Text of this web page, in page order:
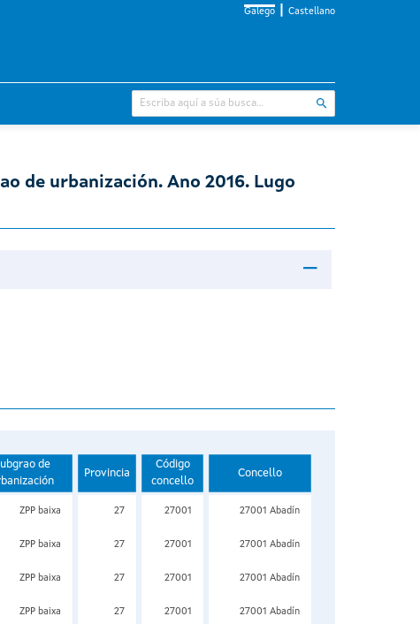
Galego Castellano
de urbanización. Ano 2016. Lugo
de
Provincia
Código
concello
Concello
ZPP baixa 27 27001 27001 Abadín
ZPP baixa 27 27001 27001 Abadín
ZPP baixa 27 27001 27001 Abadín
ZPP baixa 27 27001 27001 Abadín